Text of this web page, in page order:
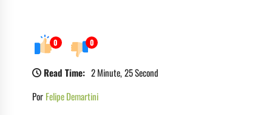
0 0
Read Time: 2 Minute, 25 Second
Por Felipe Demartini